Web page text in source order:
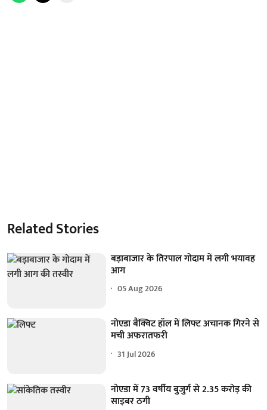
Related Stories
बड़ाबाजार के तिरपाल गोदाम में लगी भयावह
आग
05 Aug 2026
नोएडा बैंक्विट हॉल में लिफ्ट अचानक गिरने से
मची अफरातफरी
31 Jul 2026
नोएडा में 73 वर्षीय बुजुर्ग से 2.35 करोड़ की
साइबर ठगी